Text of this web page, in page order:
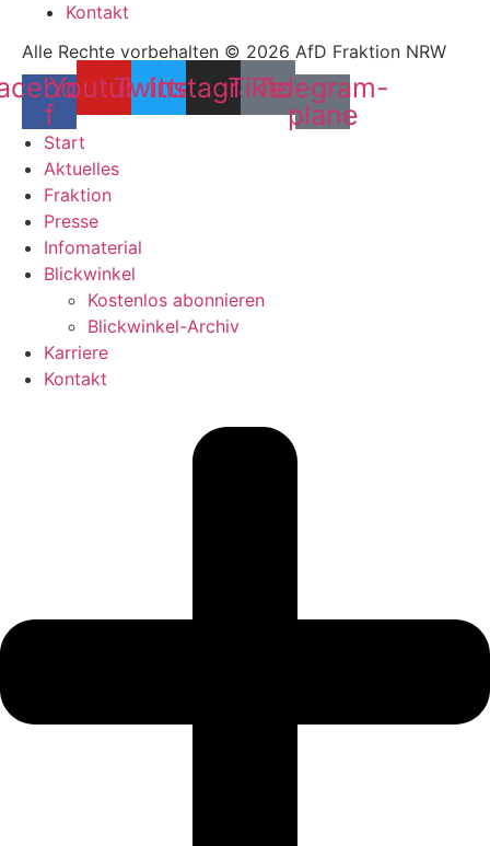
Kontakt
Alle Rechte vorbehalten © 2026 AfD Fraktion NRW
f
YoutubeTwitter
Instagram
Tiktok
Telegram-
plane
Start
Aktuelles
Fraktion
Presse
Infomaterial
Blickwinkel
Kostenlos abonnieren
Blickwinkel-Archiv
Karriere
Kontakt